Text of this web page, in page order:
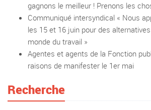
gagnons le meilleur ! Prenons les
Communiqué intersyndical « Nous
les 15 et 16 juin pour des
monde du travail »
Agentes et agents de la Fonction
raisons de manifester le 1er mai
Recherche